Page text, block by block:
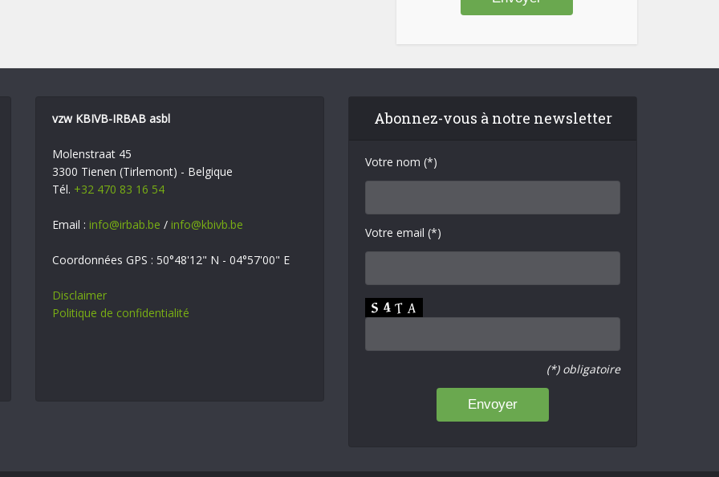
vzw KBIVB-IRBAB asbl
Molenstraat 45
3300 Tienen (Tirlemont) - Belgique
Tél. +32 470 83 16 54
Email : info@irbab.be / info@kbivb.be
Coordonnées GPS : 50°48'12" N - 04°57'00" E
Disclaimer
Politique de confidentialité
Abonnez-vous à notre newsletter
Votre nom (*)
Votre email (*)
(*) obligatoire